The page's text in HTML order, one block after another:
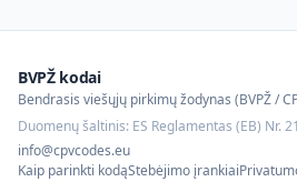
BVPŽ kodai
Bendrasis viešųjų pirkimų žodynas (BVPŽ /
Duomenų šaltinis: ES Reglamentas (EB) Nr.
info@cpvcodes.eu
Kaip parinkti kodąStebėjimo įrankiai